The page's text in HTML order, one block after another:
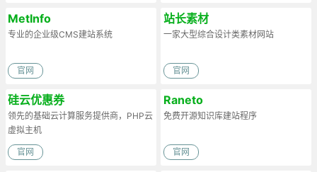
MetInfo
专业的企业级CMS建站系统
官网
站长素材
一家大型综合设计类素材网站
官网
硅云优惠券
领先的基础云计算服务提供商，PHP云
虚拟主机
官网
Raneto
免费开源知识库建站程序
官网